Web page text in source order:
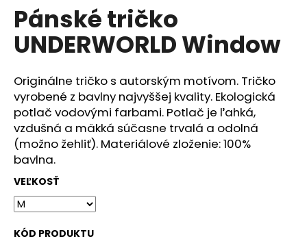
produktu
je
0,0
z
hviezdičiek.
Pánské tričko
UNDERWORLD Window
Originálne tričko s autorským motívom. Tričko
vyrobené z bavlny najvyššej kvality. Ekologická
potlač vodovými farbami. Potlač je ľahká,
vzdušná a mäkká súčasne trvalá a odolná
(možno žehliť). Materiálové zloženie: 100%
bavlna.
VEĽKOSŤ
KÓD PRODUKTU
a
m
e
DÁMSKÉ
TRIČKO
UNDERWORLD
FOREST
€29